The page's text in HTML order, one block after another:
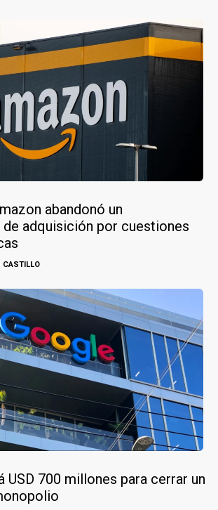
abandonó un
de adquisición por cuestiones
CASTILLO
USD 700 millones para cerrar un